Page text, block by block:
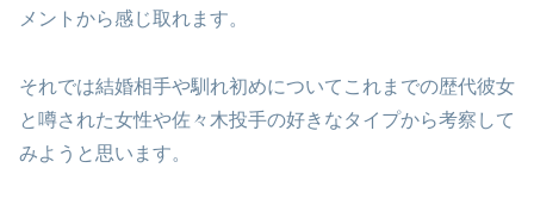
メントから感じ取れます。
それでは結婚相手や馴れ初めについてこれまでの歴代彼女
と噂された女性や佐々木投手の好きなタイプから考察して
みようと思います。